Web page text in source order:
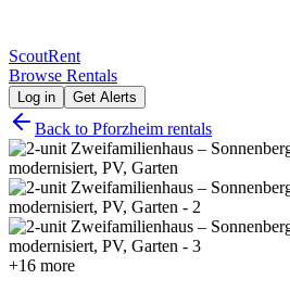
ScoutRent
Browse Rentals
Log in Get Alerts
Back to Pforzheim rentals
+16 more